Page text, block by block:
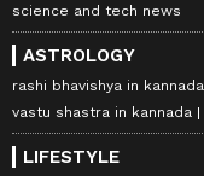
science and tech news
ASTROLOGY
rashi bhavishya in kannada
vastu shastra in kannada
LIFESTYLE